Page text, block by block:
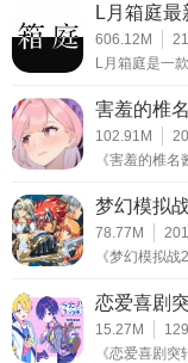
L月箱庭最
606.12M
L月箱庭是一
害羞的椎
102.91M
《害羞的椎
梦幻模拟
78.77M 201
《梦幻模拟
恋爱喜剧
15.27M 129
《恋爱喜剧